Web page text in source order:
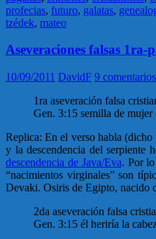
profecias, futuro, galatas,
tzédek, mateo
Aseveraciones falsas 1ra-
10/09/2011 DavidF 9 comentarios
1ra aseveración falsa
Gen. 3:15 semilla de
Replica: En el verso habla (dicho
y la descendencia del serpiente
descendencia de Java/Eva. Por
“nacimientos virginales” son
Devaki. Osiris de Egipto, nacido
2da aseveración falsa
Gen. 3:15 él heriría la